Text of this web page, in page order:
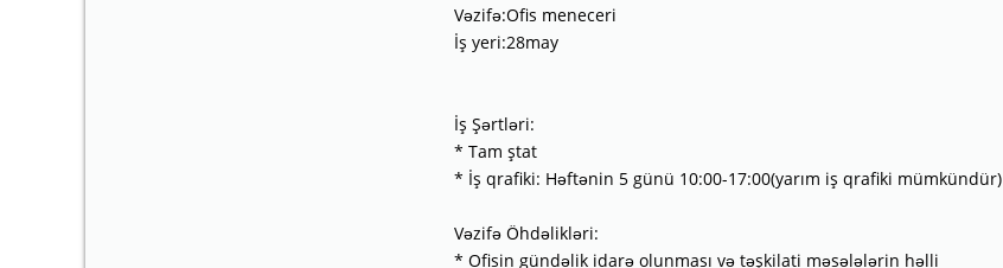
Vəzifə:Ofis meneceri
İş yeri:28may
İş Şərtləri:
* Tam ştat
* İş qrafiki: Həftənin 5 günü 10:00-17:00(yarım iş qrafiki mümkündür)
Vəzifə Öhdəlikləri:
* Ofisin gündəlik idarə olunması və təşkilati məsələlərin həlli